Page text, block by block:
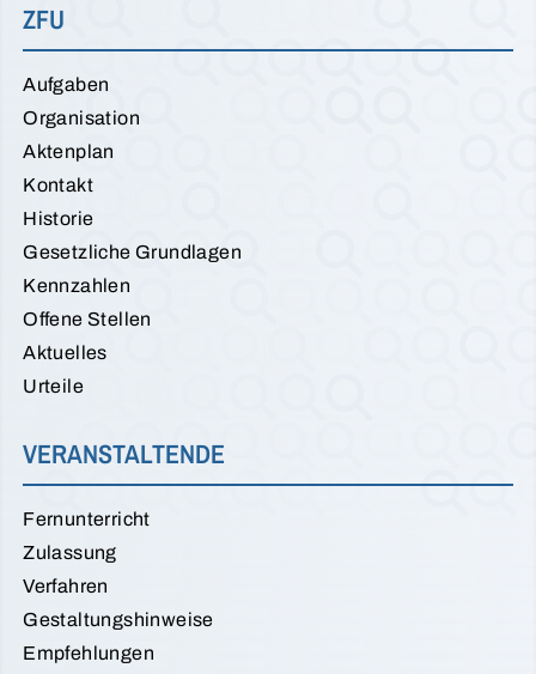
ZFU
Aufgaben
Organisation
Aktenplan
Kontakt
Historie
Gesetzliche Grundlagen
Kennzahlen
Offene Stellen
Aktuelles
Urteile
VERANSTALTENDE
Fernunterricht
Zulassung
Verfahren
Gestaltungshinweise
Empfehlungen